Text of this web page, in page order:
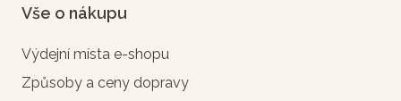
Vše o nákupu
Výdejní místa e-shopu
Způsoby a ceny dopravy